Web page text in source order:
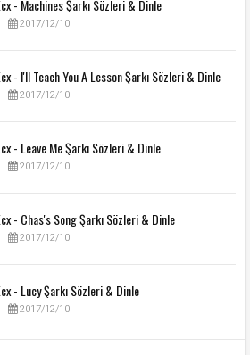
- Machines Şarkı Sözleri & Dinle
2017/12/10
- I'll Teach You A Lesson Şarkı Sözleri & Dinle
2017/12/10
- Leave Me Şarkı Sözleri & Dinle
2017/12/10
- Chas's Song Şarkı Sözleri & Dinle
2017/12/10
- Lucy Şarkı Sözleri & Dinle
2017/12/10